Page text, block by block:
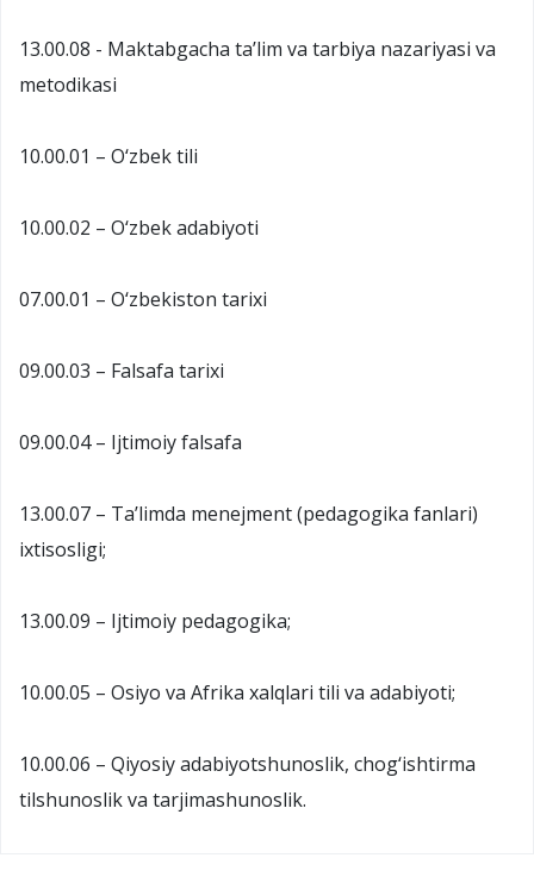
13.00.08 - Maktabgacha ta’lim va tarbiya nazariyasi va
metodikasi
10.00.01 – O‘zbek tili
10.00.02 – O‘zbek adabiyoti
07.00.01 – O‘zbekiston tarixi
09.00.03 – Falsafa tarixi
09.00.04 – Ijtimoiy falsafa
13.00.07 – Ta’limda menejment (pedagogika fanlari)
ixtisosligi;
13.00.09 – Ijtimoiy pedagogika;
10.00.05 – Osiyo va Afrika xalqlari tili va adabiyoti;
10.00.06 – Qiyosiy adabiyotshunoslik, chog‘ishtirma
tilshunoslik va tarjimashunoslik.